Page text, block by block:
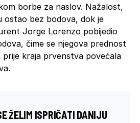
borbe za naslov. Nažalost,
ostao bez bodova, dok je
Jorge Lorenzo pobijedio
čime se njegova prednost
kraja prvenstva povećala
ŽELIM ISPRIČATI DANIJU